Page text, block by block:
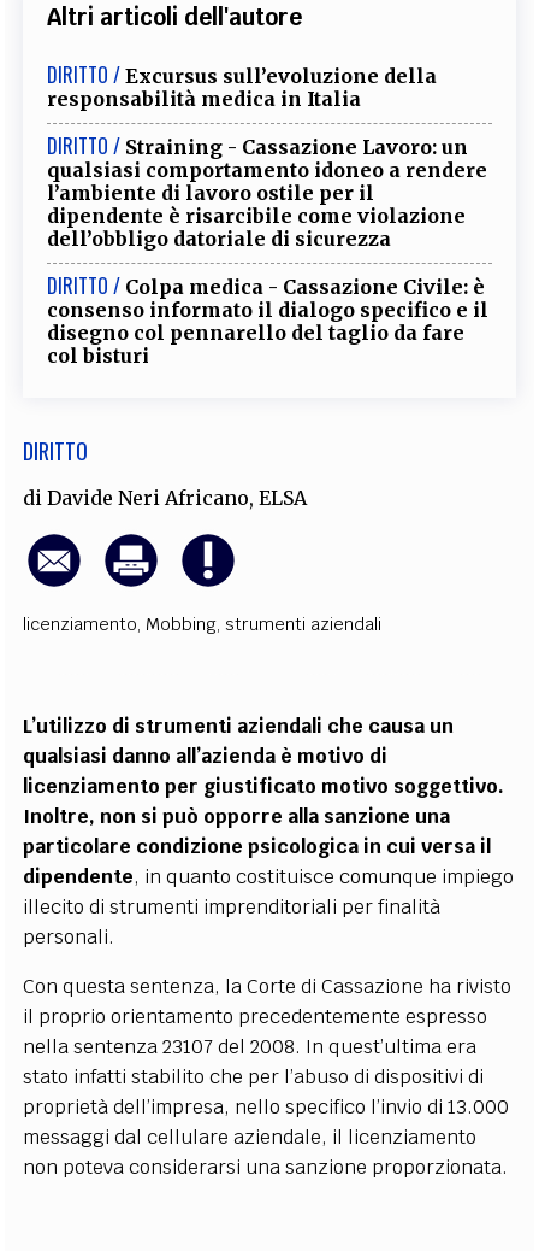
Altri articoli dell'autore
DIRITTO / Excursus sull’evoluzione della
responsabilità medica in Italia
DIRITTO / Straining - Cassazione Lavoro: un
qualsiasi comportamento idoneo a rendere
l’ambiente di lavoro ostile per il
dipendente è risarcibile come violazione
dell’obbligo datoriale di sicurezza
DIRITTO / Colpa medica - Cassazione Civile: è
consenso informato il dialogo specifico e il
disegno col pennarello del taglio da fare
col bisturi
DIRITTO
diDavide Neri Africano,ELSA
licenziamento, Mobbing,strumenti aziendali
L’utilizzo di strumenti aziendali che causa un
qualsiasi danno all’azienda è motivo di
licenziamento per giustificato motivo soggettivo.
Inoltre, non si può opporre alla sanzione una
particolare condizione psicologica in cui versa il
dipendente, in quanto costituisce comunque impiego
illecito di strumenti imprenditoriali per finalità
personali.
Con questa sentenza, la Corte di Cassazione ha rivisto
il proprio orientamento precedentemente espresso
nella sentenza 23107 del 2008. In quest’ultima era
stato infatti stabilito che per l’abuso di dispositivi di
proprietà dell’impresa, nello specifico l’invio di 13.000
messaggi dal cellulare aziendale, il licenziamento
non poteva considerarsi una sanzione proporzionata.